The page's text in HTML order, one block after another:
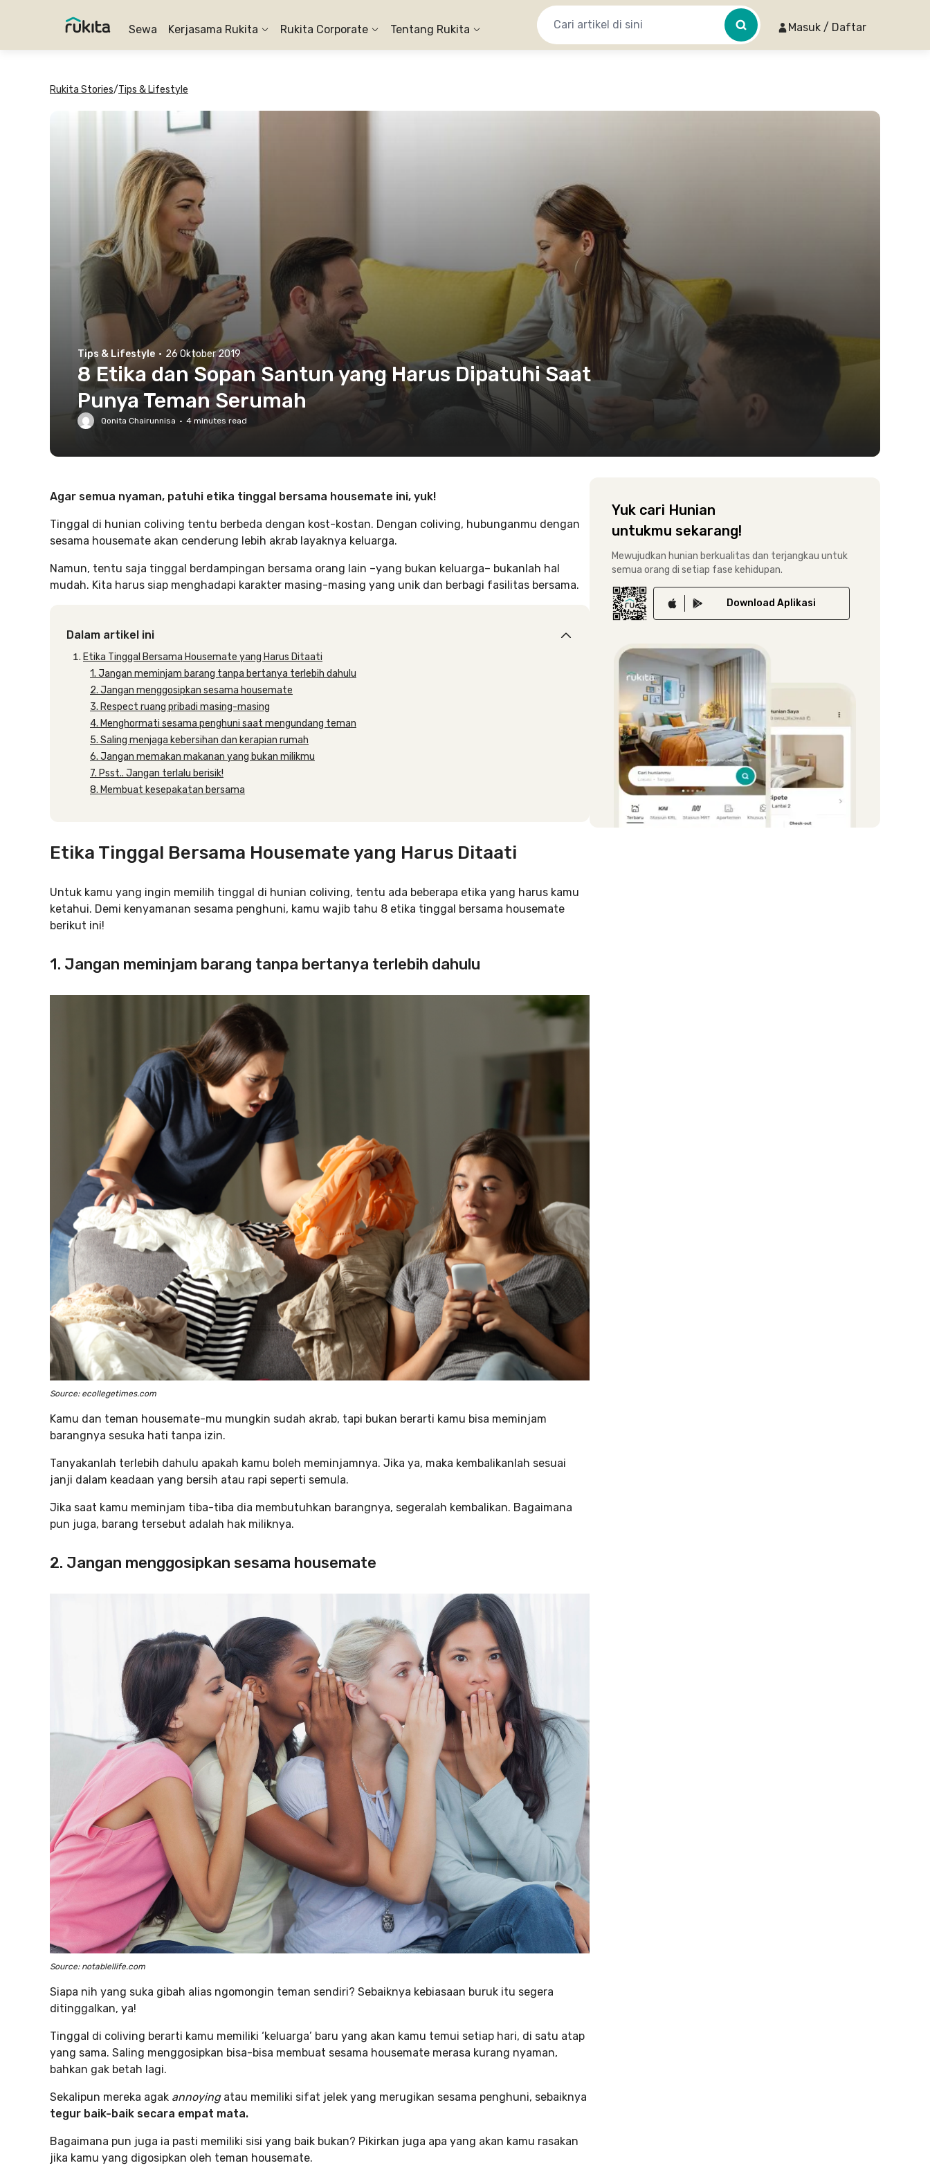
Sewa Kerjasama Rukita Rukita Corporate Tentang Rukita Masuk / Daftar
Rukita Stories/Tips & Lifestyle
Tips & Lifestyle · 26 Oktober 2019
8 Etika dan Sopan Santun yang Harus Dipatuhi Saat
Punya Teman Serumah
Qonita Chairunnisa · 4 minutes read
Agar semua nyaman, patuhi etika tinggal bersama housemate ini, yuk!
Tinggal di hunian coliving tentu berbeda dengan kost-kostan. Dengan coliving, hubunganmu dengan
sesama housemate akan cenderung lebih akrab layaknya keluarga.
Namun, tentu saja tinggal berdampingan bersama orang lain –yang bukan keluarga– bukanlah hal
mudah. Kita harus siap menghadapi karakter masing-masing yang unik dan berbagi fasilitas bersama.
Dalam artikel ini
Etika Tinggal Bersama Housemate yang Harus Ditaati
1. Jangan meminjam barang tanpa bertanya terlebih dahulu
2. Jangan menggosipkan sesama housemate
3. Respect ruang pribadi masing-masing
4. Menghormati sesama penghuni saat mengundang teman
5. Saling menjaga kebersihan dan kerapian rumah
6. Jangan memakan makanan yang bukan milikmu
7. Psst.. Jangan terlalu berisik!
8. Membuat kesepakatan bersama
Etika Tinggal Bersama Housemate yang Harus Ditaati
Untuk kamu yang ingin memilih tinggal di hunian coliving, tentu ada beberapa etika yang harus kamu
ketahui. Demi kenyamanan sesama penghuni, kamu wajib tahu 8 etika tinggal bersama housemate
berikut ini!
1. Jangan meminjam barang tanpa bertanya terlebih dahulu
Source: ecollegetimes.com
Kamu dan teman housemate-mu mungkin sudah akrab, tapi bukan berarti kamu bisa meminjam
barangnya sesuka hati tanpa izin.
Tanyakanlah terlebih dahulu apakah kamu boleh meminjamnya. Jika ya, maka kembalikanlah sesuai
janji dalam keadaan yang bersih atau rapi seperti semula.
Jika saat kamu meminjam tiba-tiba dia membutuhkan barangnya, segeralah kembalikan. Bagaimana
pun juga, barang tersebut adalah hak miliknya.
2. Jangan menggosipkan sesama housemate
Source: notablellife.com
Siapa nih yang suka gibah alias ngomongin teman sendiri? Sebaiknya kebiasaan buruk itu segera
ditinggalkan, ya!
Tinggal di coliving berarti kamu memiliki ‘keluarga’ baru yang akan kamu temui setiap hari, di satu atap
yang sama. Saling menggosipkan bisa-bisa membuat sesama housemate merasa kurang nyaman,
bahkan gak betah lagi.
Sekalipun mereka agak annoying atau memiliki sifat jelek yang merugikan sesama penghuni, sebaiknya
tegur baik-baik secara empat mata.
Bagaimana pun juga ia pasti memiliki sisi yang baik bukan? Pikirkan juga apa yang akan kamu rasakan
jika kamu yang digosipkan oleh teman housemate.
Yuk cari Hunian
untukmu sekarang!
Mewujudkan hunian berkualitas dan terjangkau untuk
semua orang di setiap fase kehidupan.
Download Aplikasi